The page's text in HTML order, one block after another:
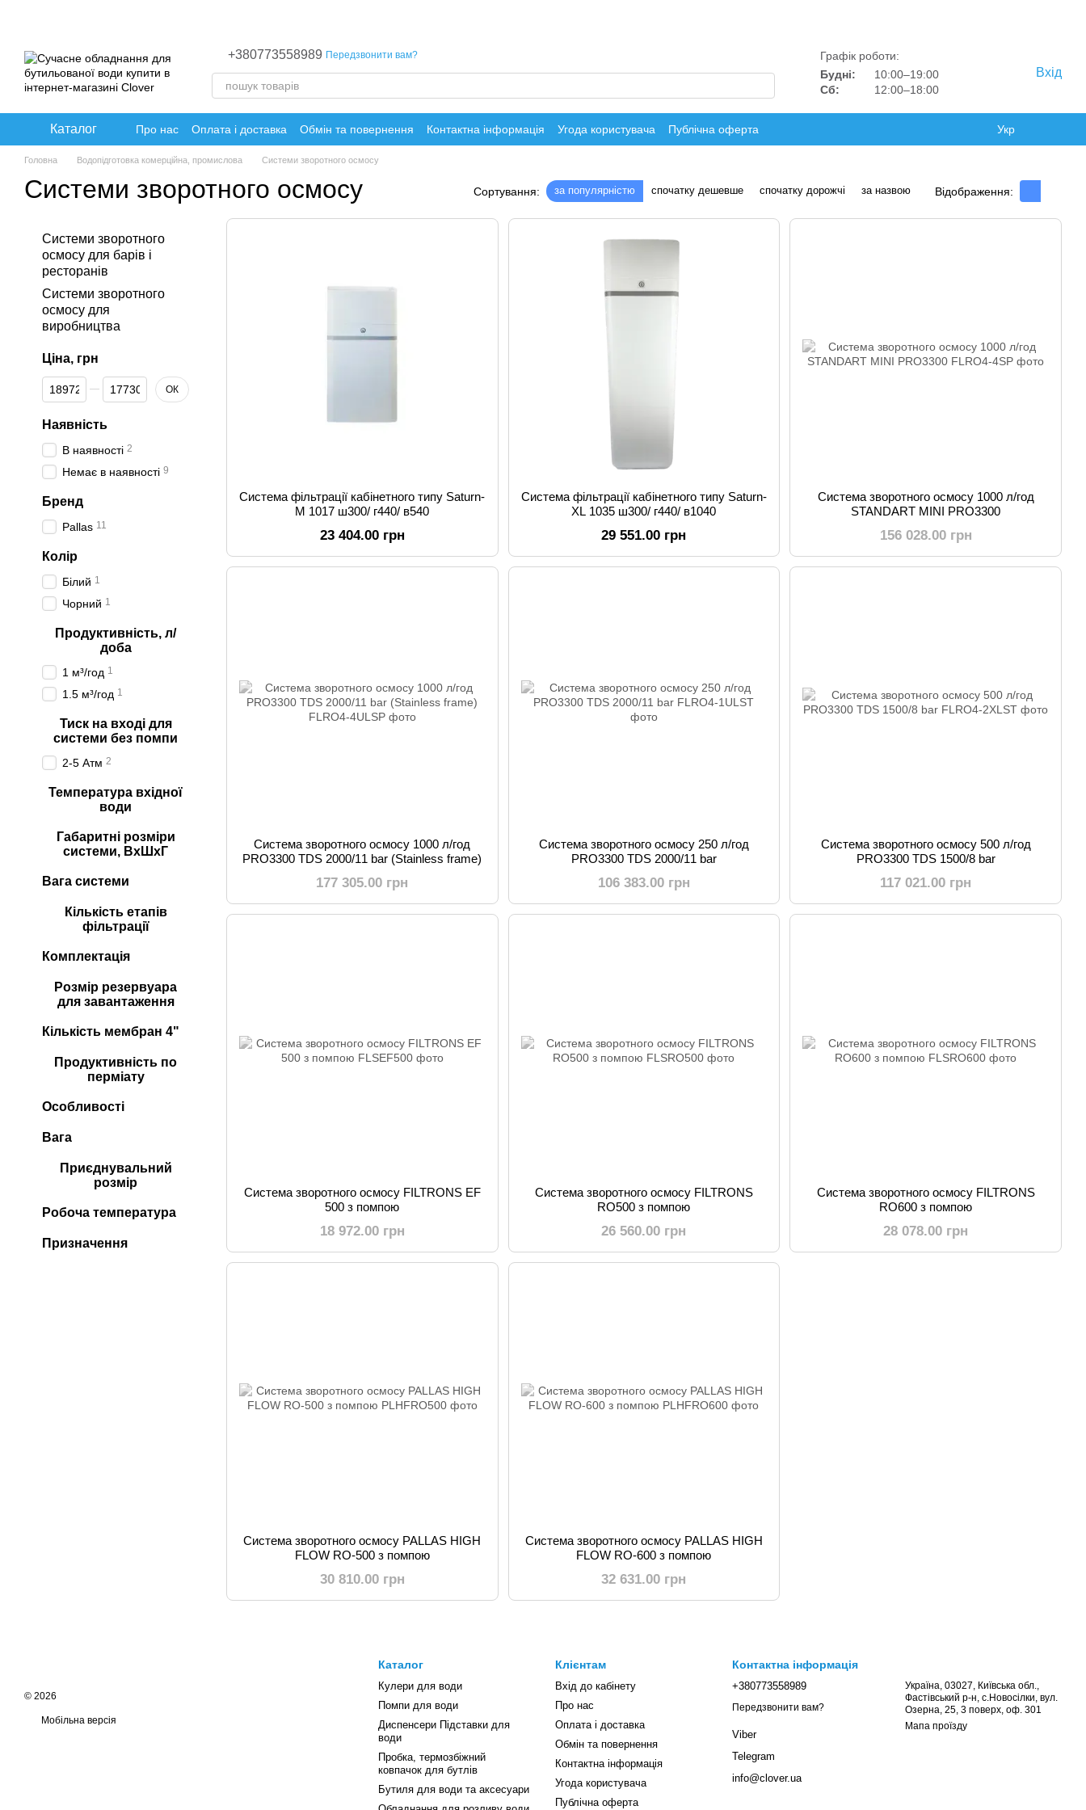
+380773558989 Передзвонити вам?
Графік роботи:
Будні:
10:00–19:00
Сб:
12:00–18:00
Вхід
Каталог Про нас Оплата і доставка Обмін та повернення Контактна інформація Угода користувача Публічна оферта Укр
Головна Водопідготовка комерційна, промислова Системи зворотного осмосу
Системи зворотного осмосу Сортування: за популярністю спочатку дешевше спочатку дорожчі за назвою Відображення:
Система фільтрації кабінетного типу Saturn-
M 1017 ш300/ г440/ в540
23 404.00 грн
Система фільтрації кабінетного типу Saturn-
XL 1035 ш300/ г440/ в1040
29 551.00 грн
Система зворотного осмосу 1000 л/год
STANDART MINI PRO3300
156 028.00 грн
Система зворотного осмосу 1000 л/год
PRO3300 TDS 2000/11 bar (Stainless frame)
177 305.00 грн
Система зворотного осмосу 250 л/год
PRO3300 TDS 2000/11 bar
106 383.00 грн
Система зворотного осмосу 500 л/год
PRO3300 TDS 1500/8 bar
117 021.00 грн
Система зворотного осмосу FILTRONS EF
500 з помпою
18 972.00 грн
Система зворотного осмосу FILTRONS
RO500 з помпою
26 560.00 грн
Система зворотного осмосу FILTRONS
RO600 з помпою
28 078.00 грн
Система зворотного осмосу PALLAS HIGH
FLOW RO-500 з помпою
30 810.00 грн
Система зворотного осмосу PALLAS HIGH
FLOW RO-600 з помпою
32 631.00 грн
Системи зворотного
осмосу для барів і
ресторанів
Системи зворотного
осмосу для
виробництва
Ціна, грн
Від Ціна, грн
До Ціна, грн ОК
Наявність
В наявності 2
Немає в наявності 9
Бренд
Pallas 11
Колір
Білий 1
Чорний 1
Продуктивність, л/
доба
1 м³/год 1
1.5 м³/год 1
Тиск на вході для
системи без помпи
2-5 Атм 2
Температура вхідної
води
Габаритні розміри
системи, ВхШхГ
Вага системи
Кількість етапів
фільтрації
Комплектація
Розмір резервуара
для завантаження
Кількість мембран 4"
Продуктивність по
перміату
Особливості
Вага
Приєднувальний
розмір
Робоча температура
Призначення
© 2026
Мобільна версія
Каталог
Кулери для води
Помпи для води
Диспенсери Підставки для
води
Пробка, термозбіжний
ковпачок для бутлів
Бутиля для води та аксесуари
Клієнтам
Вхід до кабінету
Про нас
Оплата і доставка
Обмін та повернення
Контактна інформація
Угода користувача
Публічна оферта
Контактна інформація
+380773558989
Передзвонити вам?
Viber
Telegram
info@clover.ua
Україна, 03027, Київська обл.,
Фастівський р-н, с.Новосілки, вул.
Озерна, 25, 3 поверх, оф. 301
Мапа проїзду